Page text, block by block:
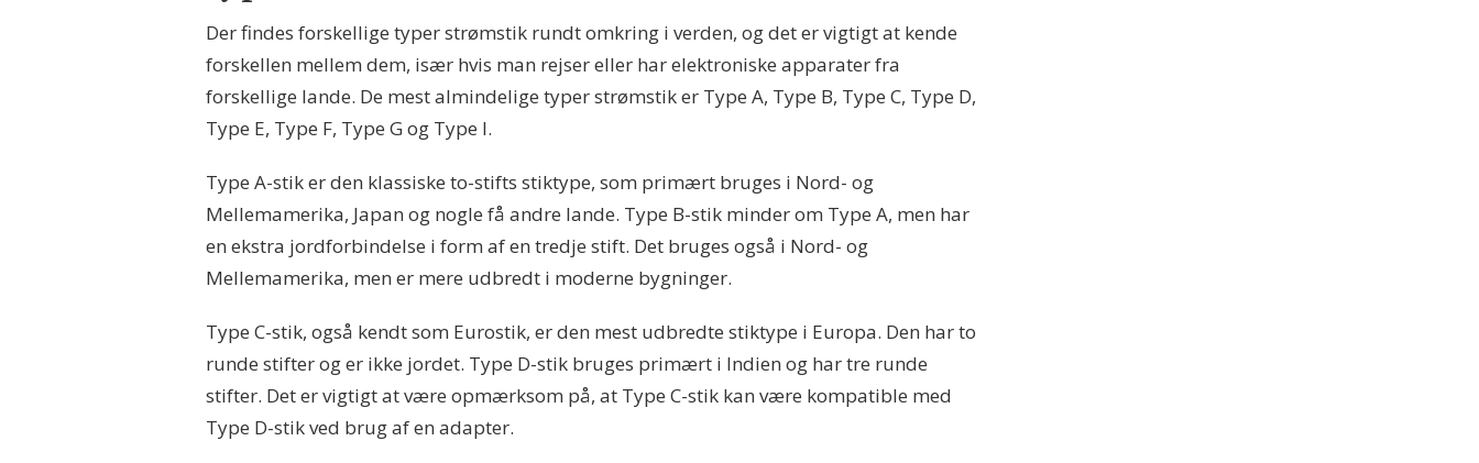
Der findes forskellige typer strømstik rundt omkring i verden, og det er vigtigt at kende
forskellen mellem dem, især hvis man rejser eller har elektroniske apparater fra
forskellige lande. De mest almindelige typer strømstik er Type A, Type B, Type C, Type D,
Type E, Type F, Type G og Type I.
Type A-stik er den klassiske to-stifts stiktype, som primært bruges i Nord- og
Mellemamerika, Japan og nogle få andre lande. Type B-stik minder om Type A, men har
en ekstra jordforbindelse i form af en tredje stift. Det bruges også i Nord- og
Mellemamerika, men er mere udbredt i moderne bygninger.
Type C-stik, også kendt som Eurostik, er den mest udbredte stiktype i Europa. Den har to
runde stifter og er ikke jordet. Type D-stik bruges primært i Indien og har tre runde
stifter. Det er vigtigt at være opmærksom på, at Type C-stik kan være kompatible med
Type D-stik ved brug af en adapter.